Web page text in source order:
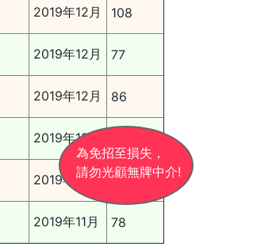
2019年12月 108
2019年12月 77
2019年12月 86
2019年12月
2019年11月 96
2019年11月 78
為免招至損失，
請勿光顧無牌中介!